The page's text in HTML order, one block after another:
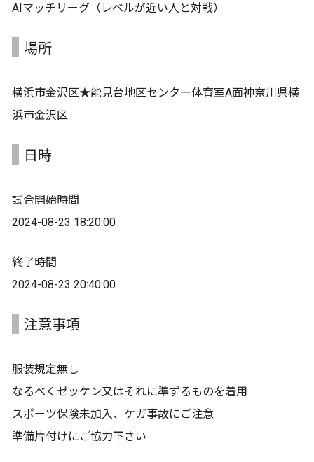
AIマッチリーグ（レベルが近い人と対戦）
場所
横浜市金沢区★能見台地区センター体育室A面神奈川県横
浜市金沢区
日時
試合開始時間
2024-08-23 18:20:00
終了時間
2024-08-23 20:40:00
注意事項
服装規定無し
なるべくゼッケン又はそれに準ずるものを着用
スポーツ保険未加入、ケガ事故にご注意
準備片付けにご協力下さい